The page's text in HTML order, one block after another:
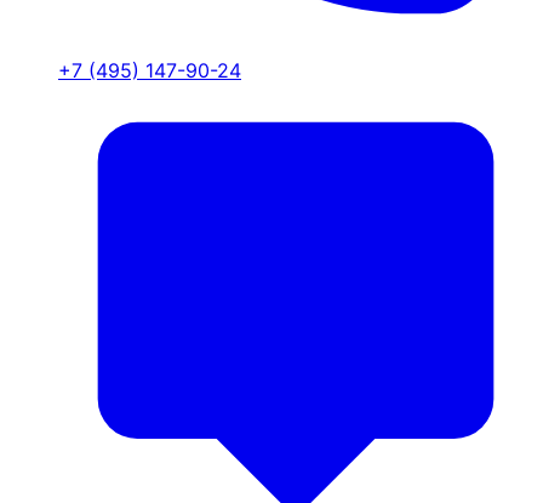
+7 (495) 147-90-24